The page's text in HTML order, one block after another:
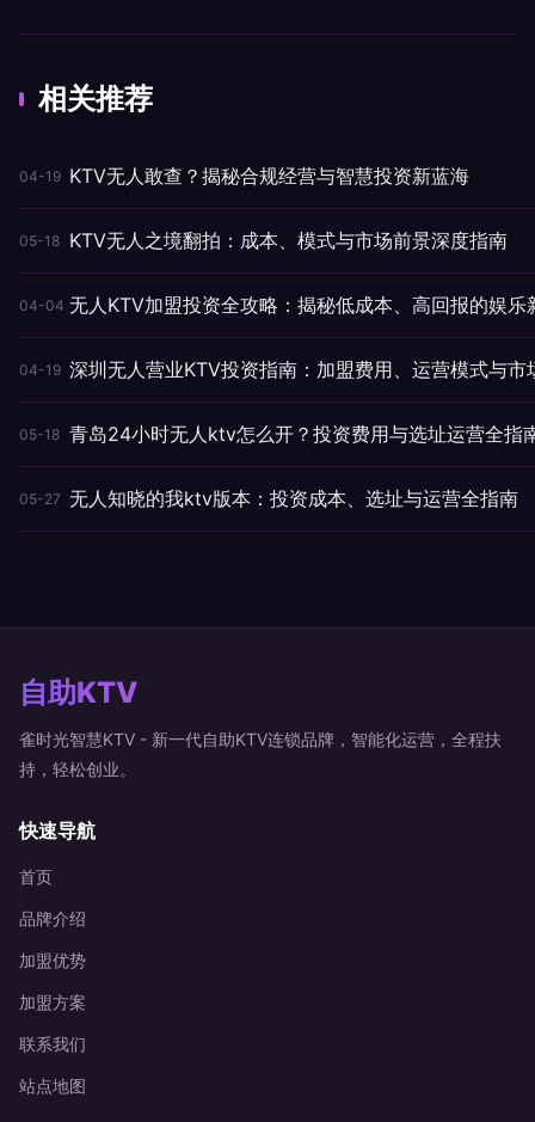
相关推荐
04-19 KTV无人敢查？揭秘合规经营与智慧投资新蓝海
05-18 KTV无人之境翻拍：成本、模式与市场前景深度指南
04-04 无人KTV加盟投资全攻略：揭秘低成本、高回报的娱乐
04-19 深圳无人营业KTV投资指南：加盟费用、运营模式与市
05-18 青岛24小时无人ktv怎么开？投资费用与选址运营全指
05-27 无人知晓的我ktv版本：投资成本、选址与运营全指南
自助KTV
雀时光智慧KTV - 新一代自助KTV连锁品牌，智能化运营，全程扶
持，轻松创业。
快速导航
首页
品牌介绍
加盟优势
加盟方案
联系我们
站点地图